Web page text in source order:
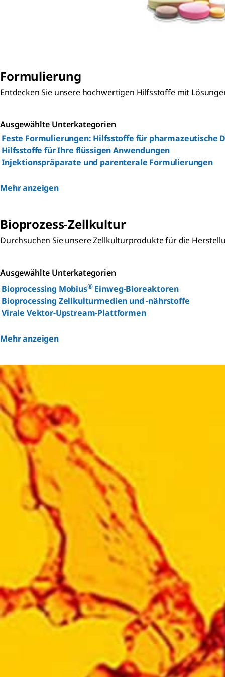
Formulierung
Entdecken Sie unsere hochwertigen Hilfsstoffe mit
Ausgewählte Unterkategorien
Feste Formulierungen: Hilfsstoffe für pharmazeutische
Hilfsstoffe für Ihre flüssigen Anwendungen
Injektionspräparate und parenterale Formulierungen
Mehr anzeigen
Bioprozess-Zellkultur
Durchsuchen Sie unsere Zellkulturprodukte für die
Ausgewählte Unterkategorien
Bioprocessing Mobius®Einweg-Bioreaktoren
Bioprocessing Zellkulturmedien und -nährstoffe
Virale Vektor-Upstream-Plattformen
Mehr anzeigen